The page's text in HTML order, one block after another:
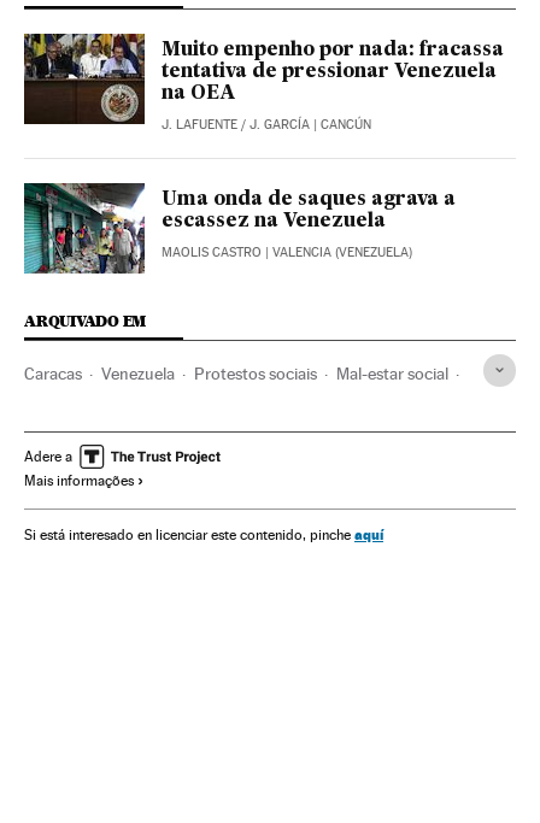
Muito empenho por nada: fracassa
tentativa de pressionar Venezuela
na OEA
J. LAFUENTE / J. GARCÍA | CANCÚN
Uma onda de saques agrava a
escassez na Venezuela
MAOLIS CASTRO | VALENCIA (VENEZUELA)
ARQUIVADO EM
Caracas Venezuela Protestos sociais Mal-estar social
Problemas sociais Sociedade
Adere a
Mais informações
Si está interesado en licenciar este contenido, pinche aquí